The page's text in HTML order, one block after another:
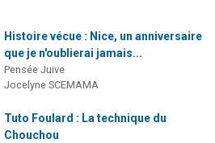
Histoire vécue : Nice, un anniversaire
que je n'oublierai jamais...
Pensée Juive
Jocelyne SCEMAMA
Tuto Foulard : La technique du
Chouchou